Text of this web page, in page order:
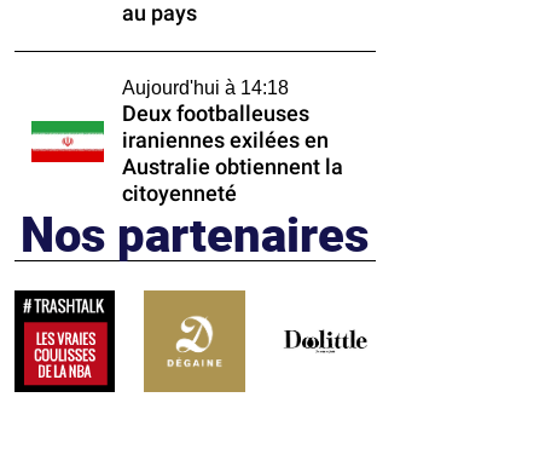
au pays
Aujourd'hui à 14:18
Deux footballeuses
iraniennes exilées en
Australie obtiennent la
citoyenneté
Nos partenaires